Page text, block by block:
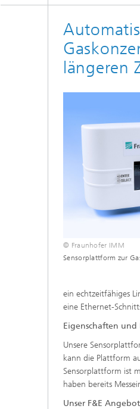
längeren
© Fraunhofer IMM
Sensorplattform zur
ein echtzeitfähiges
eine Ethernet-
Eigenschaften und
Unsere
kann die Plattform
Sensorplattform ist
haben bereits
Unser F&E Angebot